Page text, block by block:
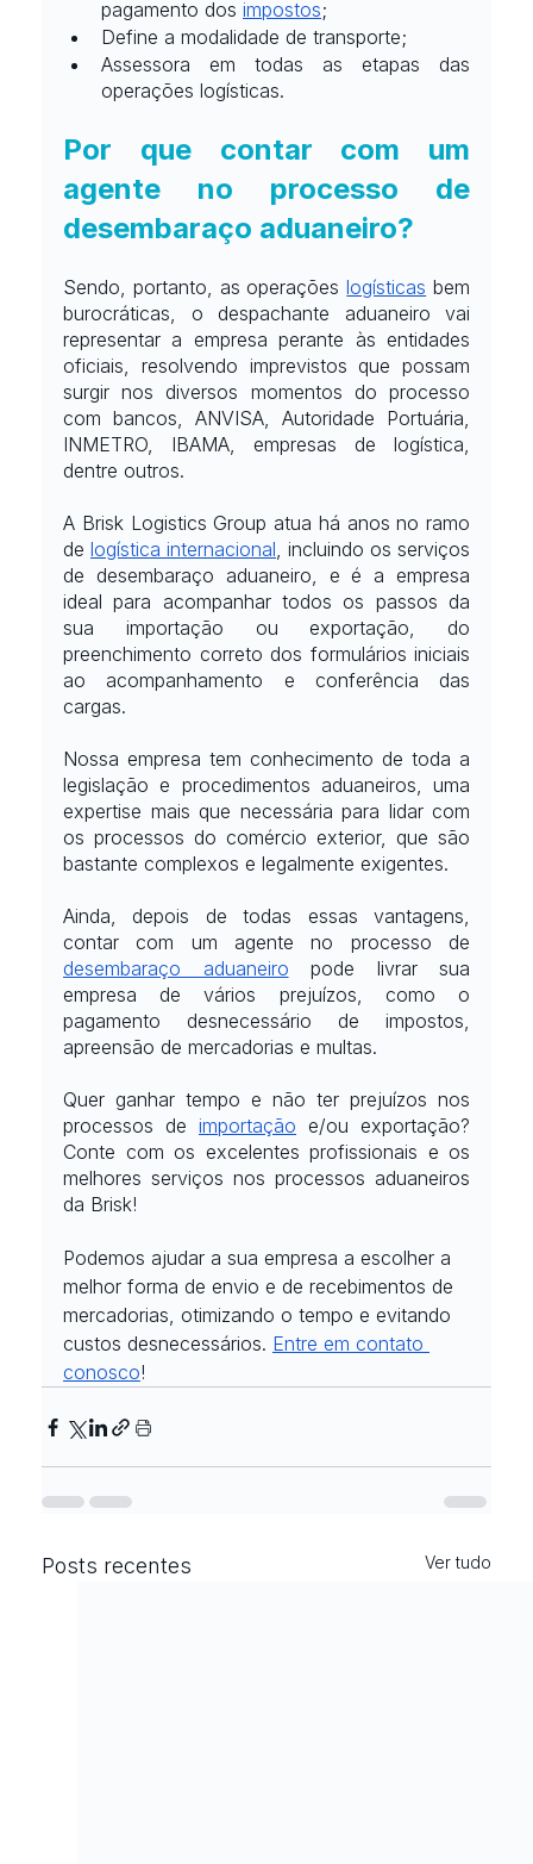
pagamento dos impostos;
Define a modalidade de transporte;
Assessora em todas as etapas das
operações logísticas.
Por que contar com um
agente no processo de
desembaraço aduaneiro?
Sendo, portanto, as operações logísticas bem
burocráticas, o despachante aduaneiro vai
representar a empresa perante às entidades
oficiais, resolvendo imprevistos que possam
surgir nos diversos momentos do processo
com bancos, ANVISA, Autoridade Portuária,
INMETRO, IBAMA, empresas de logística,
dentre outros.
A Brisk Logistics Group atua há anos no ramo
de logística internacional, incluindo os serviços
de desembaraço aduaneiro, e é a empresa
ideal para acompanhar todos os passos da
sua importação ou exportação, do
preenchimento correto dos formulários iniciais
ao acompanhamento e conferência das
cargas.
Nossa empresa tem conhecimento de toda a
legislação e procedimentos aduaneiros, uma
expertise mais que necessária para lidar com
os processos do comércio exterior, que são
bastante complexos e legalmente exigentes.
Ainda, depois de todas essas vantagens,
contar com um agente no processo de
desembaraço aduaneiro pode livrar sua
empresa de vários prejuízos, como o
pagamento desnecessário de impostos,
apreensão de mercadorias e multas.
Quer ganhar tempo e não ter prejuízos nos
processos de importação e/ou exportação?
Conte com os excelentes profissionais e os
melhores serviços nos processos aduaneiros
da Brisk!
Podemos ajudar a sua empresa a escolher a
melhor forma de envio e de recebimentos de
mercadorias, otimizando o tempo e evitando
custos desnecessários. Entre em contato
conosco!
Posts recentes Ver tudo